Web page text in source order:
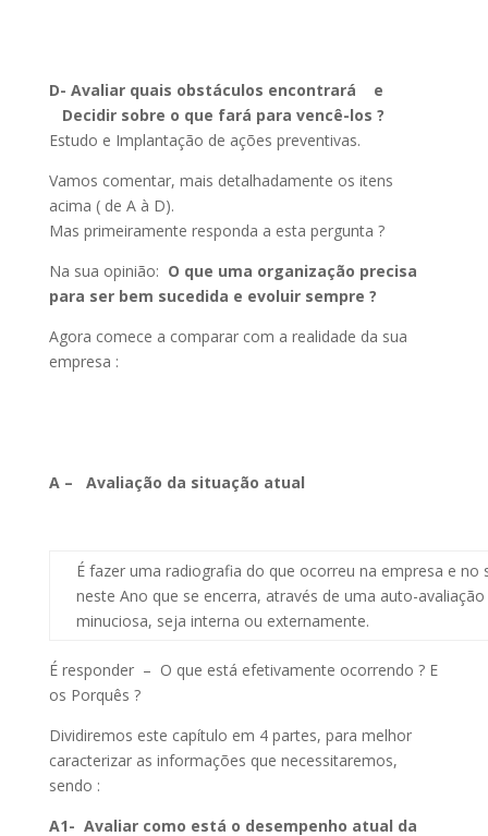
D- Avaliar quais obstáculos encontrará e
Decidir sobre o que fará para vencê-los ?
Estudo e Implantação de ações preventivas.
Vamos comentar, mais detalhadamente os itens
acima ( de A à D).
Mas primeiramente responda a esta pergunta ?
Na sua opinião: O que uma organização precisa
para ser bem sucedida e evoluir sempre ?
Agora comece a comparar com a realidade da sua
empresa :
A – Avaliação da situação atual
É fazer uma radiografia do que ocorreu na empresa e no
neste Ano que se encerra, através de uma auto-
minuciosa, seja interna ou externamente.
É responder – O que está efetivamente ocorrendo ? E
os Porquês ?
Dividiremos este capítulo em 4 partes, para melhor
caracterizar as informações que necessitaremos,
sendo :
A1- Avaliar como está o desempenho atual da